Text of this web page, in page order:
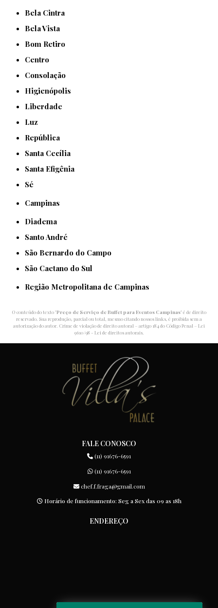
Bela Cintra
Bela Vista
Bom Retiro
Centro
Consolação
Higienópolis
Liberdade
Luz
República
Santa Cecília
Santa Efigênia
Sé
Campinas
Diadema
Santo André
São Bernardo do Campo
São Caetano do Sul
Região Metropolitana de Campinas
O conteúdo do texto "Preço de Serviço de Buffet para Eventos Campinas" é de direito
reservado. Sua reprodução, parcial ou total, mesmo citando nossos links, é proibida sem a
autorização do autor. Crime de violação de direito autoral – artigo 184 do Código Penal – Lei
9610/98 - Lei de direitos autorais.
FALE CONOSCO
(11) 91676-6591
(11) 91676-6591
chef.f.fraga@gmail.com
Horário de funcionamento: Seg a Sex das 09 as 18h
ENDEREÇO